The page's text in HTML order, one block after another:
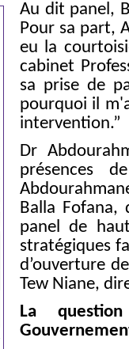
Au dit panel,
Pour sa part,
eu la
cabinet
sa prise de
pourquoi il
intervention.”
Dr
présences
Balla Fofana,
panel de
stratégiques
d’ouverture
Tew Niane,
La